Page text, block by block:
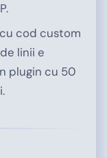
cod custom
linii e
plugin cu 50